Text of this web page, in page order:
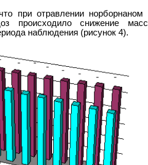
при отравлении норборнаном
происходило снижение
наблюдения (рисунок 4).